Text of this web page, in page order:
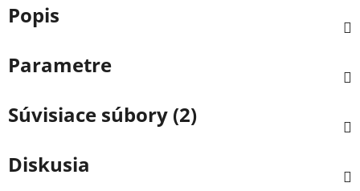
Popis
Parametre
Súvisiace súbory (2)
Diskusia